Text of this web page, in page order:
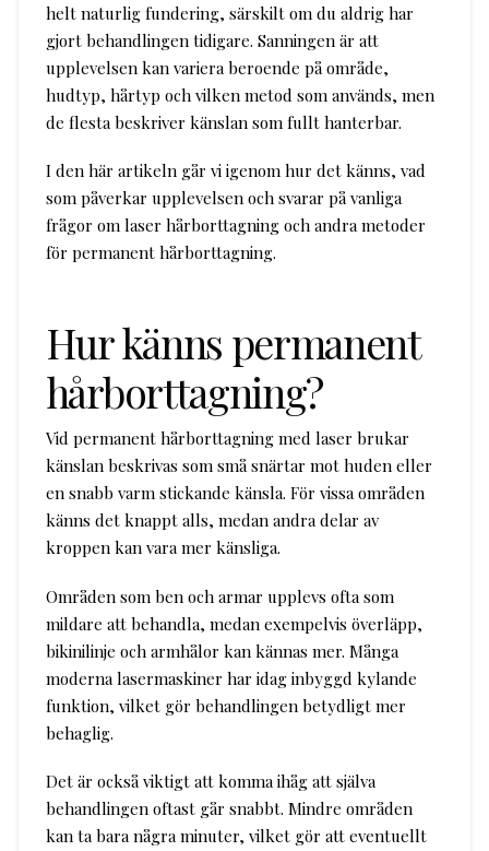
helt naturlig fundering, särskilt om du aldrig har
gjort behandlingen tidigare. Sanningen är att
upplevelsen kan variera beroende på område,
hudtyp, hårtyp och vilken metod som används, men
de flesta beskriver känslan som fullt hanterbar.
I den här artikeln går vi igenom hur det känns, vad
som påverkar upplevelsen och svarar på vanliga
frågor om laser hårborttagning och andra metoder
för permanent hårborttagning.
Hur känns permanent
hårborttagning?
Vid permanent hårborttagning med laser brukar
känslan beskrivas som små snärtar mot huden eller
en snabb varm stickande känsla. För vissa områden
känns det knappt alls, medan andra delar av
kroppen kan vara mer känsliga.
Områden som ben och armar upplevs ofta som
mildare att behandla, medan exempelvis överläpp,
bikinilinje och armhålor kan kännas mer. Många
moderna lasermaskiner har idag inbyggd kylande
funktion, vilket gör behandlingen betydligt mer
behaglig.
Det är också viktigt att komma ihåg att själva
behandlingen oftast går snabbt. Mindre områden
kan ta bara några minuter, vilket gör att eventuellt